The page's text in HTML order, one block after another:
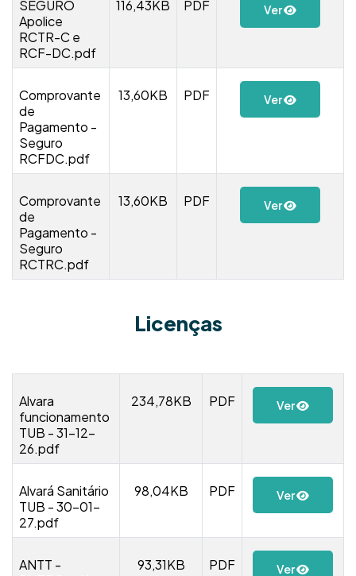
SEGURO
Apolice
RCTR-C e
RCF-DC.pdf
116,43KB PDF Ver
Comprovante
de
Pagamento -
Seguro
RCFDC.pdf
13,60KB PDF Ver
Comprovante
de
Pagamento -
Seguro
RCTRC.pdf
13,60KB PDF Ver
Licenças
Alvara
funcionamento
TUB - 31-12-
26.pdf
234,78KB PDF Ver
Alvará Sanitário
TUB - 30-01-
27.pdf
98,04KB PDF Ver
ANTT -
93,31KB PDF Ver